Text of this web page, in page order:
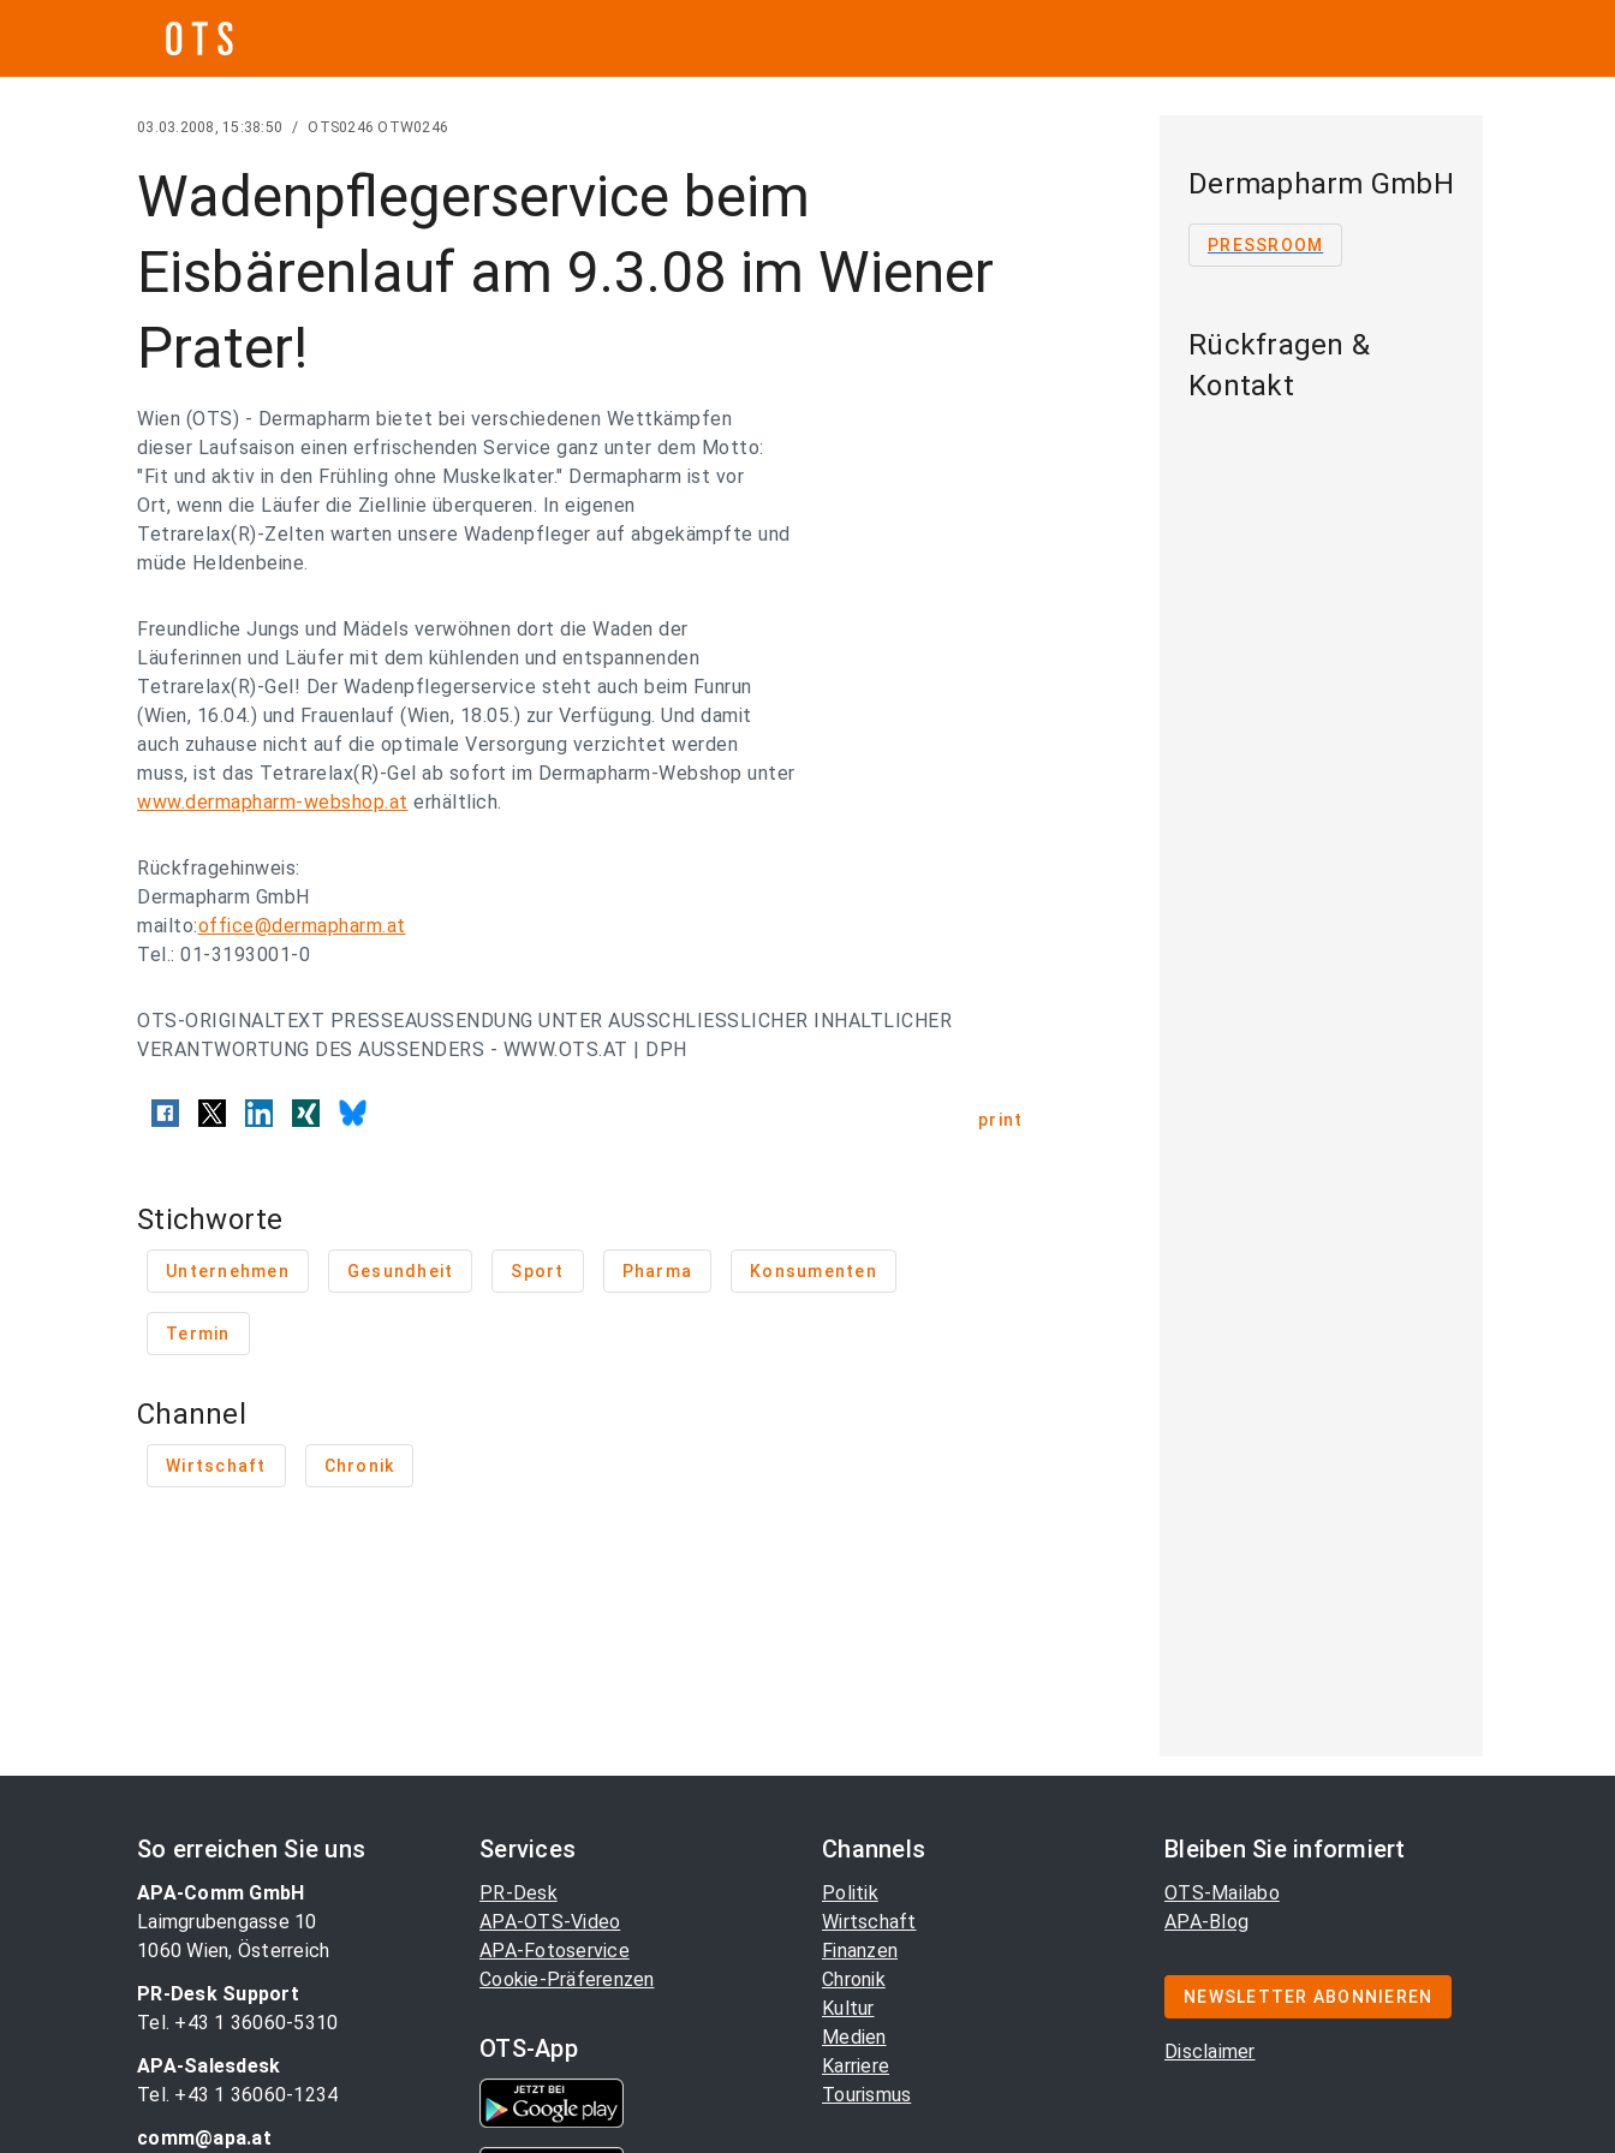
03.03.2008, 15:38:50 / OTS0246 OTW0246
Wadenpflegerservice beim
Eisbärenlauf am 9.3.08 im Wiener
Prater!
Wien (OTS) - Dermapharm bietet bei verschiedenen Wettkämpfen
dieser Laufsaison einen erfrischenden Service ganz unter dem Motto:
"Fit und aktiv in den Frühling ohne Muskelkater." Dermapharm ist vor
Ort, wenn die Läufer die Ziellinie überqueren. In eigenen
Tetrarelax(R)-Zelten warten unsere Wadenpfleger auf abgekämpfte und
müde Heldenbeine.
Freundliche Jungs und Mädels verwöhnen dort die Waden der
Läuferinnen und Läufer mit dem kühlenden und entspannenden
Tetrarelax(R)-Gel! Der Wadenpflegerservice steht auch beim Funrun
(Wien, 16.04.) und Frauenlauf (Wien, 18.05.) zur Verfügung. Und damit
auch zuhause nicht auf die optimale Versorgung verzichtet werden
muss, ist das Tetrarelax(R)-Gel ab sofort im Dermapharm-Webshop unter
www.dermapharm-webshop.at erhältlich.
Rückfragehinweis:
Dermapharm GmbH
mailto:office@dermapharm.at
Tel.: 01-3193001-0
OTS-ORIGINALTEXT PRESSEAUSSENDUNG UNTER AUSSCHLIESSLICHER INHALTLICHER
VERANTWORTUNG DES AUSSENDERS - WWW.OTS.AT | DPH
print
Stichworte
Unternehmen Gesundheit Sport Pharma Konsumenten
Termin
Channel
Wirtschaft Chronik
Dermapharm GmbH
PRESSROOM
Rückfragen &
Kontakt
So erreichen Sie uns
APA-Comm GmbH
Laimgrubengasse 10
1060 Wien, Österreich
PR-Desk Support
Tel. +43 1 36060-5310
APA-Salesdesk
Tel. +43 1 36060-1234
comm@apa.at
Services
PR-Desk
APA-OTS-Video
APA-Fotoservice
Cookie-Präferenzen
OTS-App
Channels
Politik
Wirtschaft
Finanzen
Chronik
Kultur
Medien
Karriere
Tourismus
Bleiben Sie informiert
OTS-Mailabo
APA-Blog
NEWSLETTER ABONNIEREN
Disclaimer